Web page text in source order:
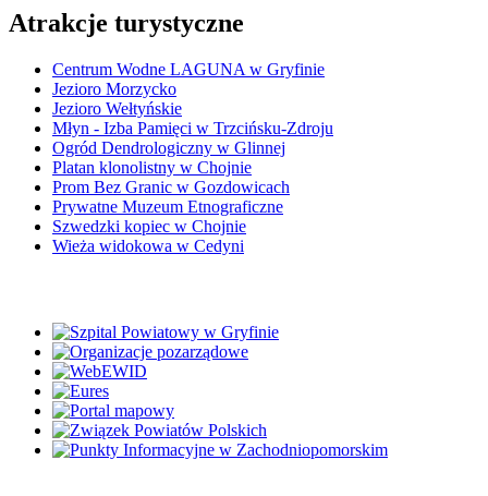
Atrakcje turystyczne
Centrum Wodne LAGUNA w Gryfinie
Jezioro Morzycko
Jezioro Wełtyńskie
Młyn - Izba Pamięci w Trzcińsku-Zdroju
Ogród Dendrologiczny w Glinnej
Platan klonolistny w Chojnie
Prom Bez Granic w Gozdowicach
Prywatne Muzeum Etnograficzne
Szwedzki kopiec w Chojnie
Wieża widokowa w Cedyni